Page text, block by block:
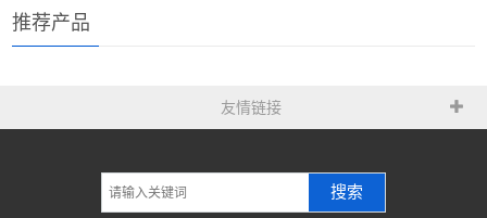
推荐产品
友情链接
搜索